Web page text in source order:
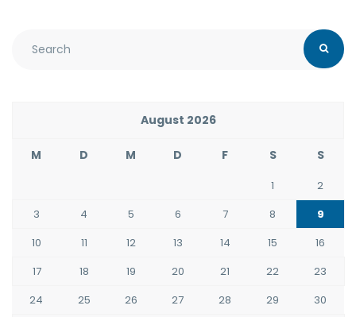
August 2026
M D M D F S S
1
2
3
4 5 6 7 8
9
10
11 12 13 14 15
16
17
18 19 20 21 22
23
24
25 26 27 28 29
30